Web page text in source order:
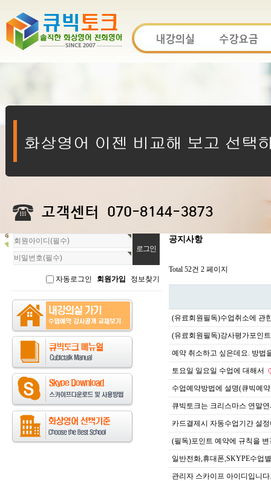
회
원
로
자동로그인 회원가입 정보찾기
공지사항
Total 52건 2 페이지
(유료회원필독)수업취소에 관
(유료회원필독)강사평가포인
예약 취소하고 싶은데요. 방법
토요일 일요일 수업에 대해서
수업예약방법에 설명(큐빅예
큐빅토크는 크리스마스 연말
카드결제시 자동수업기간 설
(필독)포인트 예약에 규칙을
일반전화,휴대폰,SKYPE수업
관리자 스카이프 아이디입니